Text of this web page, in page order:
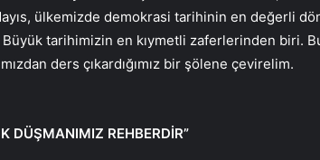
ülkemizde demokrasi tarihinin en değerli
tarihimizin en kıymetli zaferlerinden biri.
ders çıkardığımız bir şölene çevirelim.
DÜŞMANIMIZ REHBERDİR”